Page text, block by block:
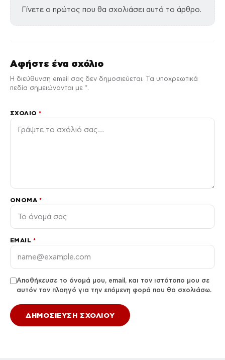
Γίνετε ο πρώτος που θα σχολιάσει αυτό το άρθρο.
Αφήστε ένα σχόλιο
Η διεύθυνση email σας δεν δημοσιεύεται. Τα υποχρεωτικά
πεδία σημειώνονται με *.
ΣΧΌΛΙΟ*
ΌΝΟΜΑ *
EMAIL *
Αποθήκευσε το όνομά μου, email, και τον ιστότοπο μου σε
αυτόν τον πλοηγό για την επόμενη φορά που θα σχολιάσω.